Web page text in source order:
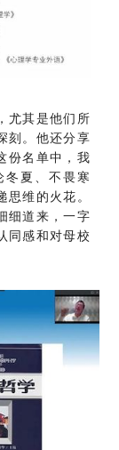
尤其是他们所
刻。他还分享
份名单中，我
冬夏、不畏寒
维的火花。
细道来，一字
同感和对母校